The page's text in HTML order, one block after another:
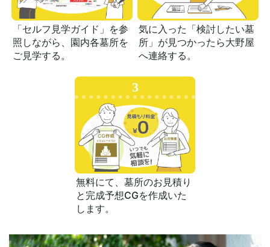
「セルフ見学ガイド」を参
照しながら、園内各墓所を
ご見学する。
気に入った「検討したい墓
所」が見つかったら大野屋
へ連絡する。
3
無料にて、墓所のお見積り
と完成予想CGを作成いた
します。